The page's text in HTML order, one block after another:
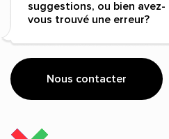
suggestions, ou bien avez-
vous trouvé une erreur?
Nous contacter